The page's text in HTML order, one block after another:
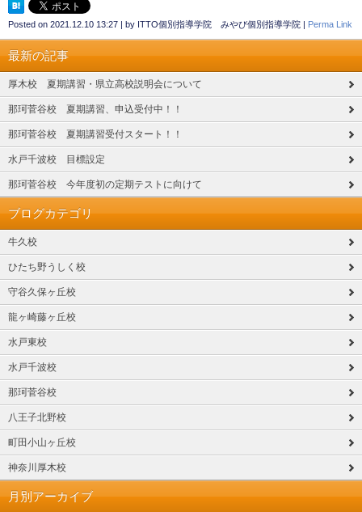
Posted on 2021.12.10 13:27 | by ITTO個別指導学院 みやび個別指導学院 | Perma Link
最新の記事
厚木校 夏期講習・県立高校説明会について
那珂菅谷校 夏期講習、申込受付中！！
那珂菅谷校 夏期講習受付スタート！！
水戸千波校 目標設定
那珂菅谷校 今年度初の定期テストに向けて
ブログカテゴリ
牛久校
ひたち野うしく校
守谷久保ヶ丘校
龍ヶ崎藤ヶ丘校
水戸東校
水戸千波校
那珂菅谷校
八王子北野校
町田小山ヶ丘校
神奈川厚木校
月別アーカイブ